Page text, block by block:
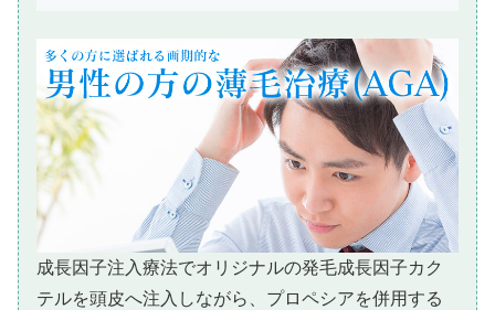
成長因子注入療法でオリジナルの発毛成長因子カク
テルを頭皮へ注入しながら、プロペシアを併用する